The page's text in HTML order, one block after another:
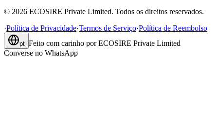
© 2026 ECOSIRE Private Limited. Todos os direitos reservados.
·Política de Privacidade·Termos de Serviço·Política de Reembolso
pt Feito com carinho por ECOSIRE Private Limited
Converse no WhatsApp